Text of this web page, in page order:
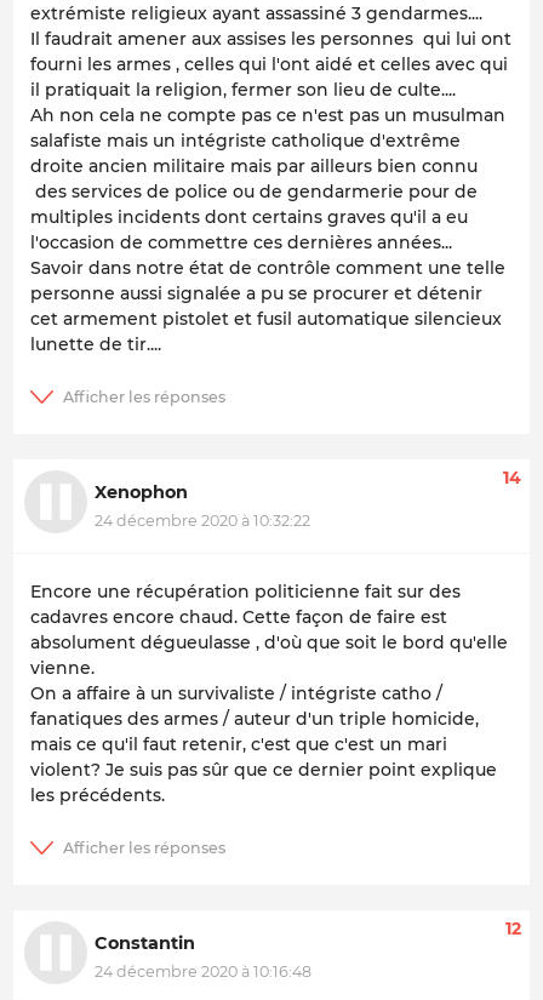
extrémiste religieux ayant assassiné 3 gendarmes....
Il faudrait amener aux assises les personnes qui lui ont
fourni les armes , celles qui l'ont aidé et celles avec qui
il pratiquait la religion, fermer son lieu de culte....
Ah non cela ne compte pas ce n'est pas un musulman
salafiste mais un intégriste catholique d'extrême
droite ancien militaire mais par ailleurs bien connu
des services de police ou de gendarmerie pour de
multiples incidents dont certains graves qu'il a eu
l'occasion de commettre ces dernières années...
Savoir dans notre état de contrôle comment une telle
personne aussi signalée a pu se procurer et détenir
cet armement pistolet et fusil automatique silencieux
lunette de tir....
Xenophon
24 décembre 2020 à 10:32:22
14
Encore une récupération politicienne fait sur des
cadavres encore chaud. Cette façon de faire est
absolument dégueulasse , d'où que soit le bord qu'elle
vienne.
On a affaire à un survivaliste / intégriste catho /
fanatiques des armes / auteur d'un triple homicide,
mais ce qu'il faut retenir, c'est que c'est un mari
violent? Je suis pas sûr que ce dernier point explique
les précédents.
Constantin
24 décembre 2020 à 10:16:48
12